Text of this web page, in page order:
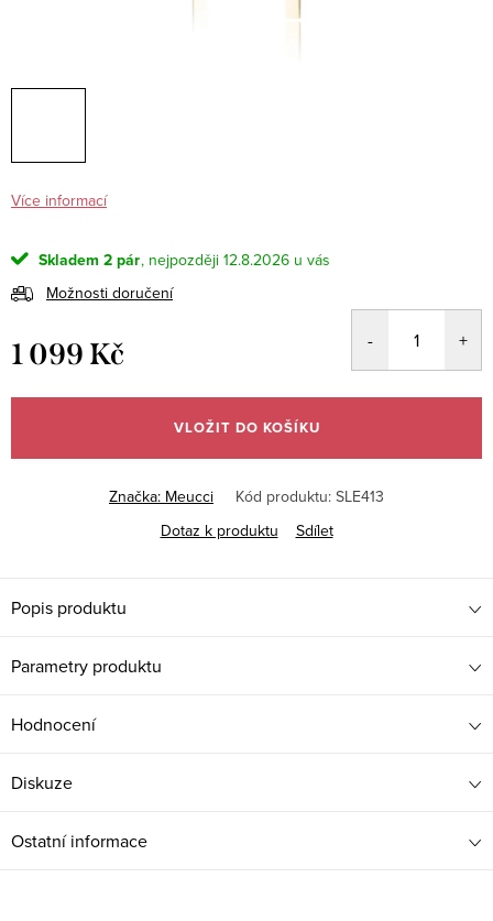
Více informací
Skladem 2 pár
12.8.2026
Možnosti doručení
1 099 Kč
cena:
VLOŽIT DO KOŠÍKU
Značka: Meucci Kód produktu: SLE413
Dotaz k produktu
Sdílet
Popis produktu
Parametry produktu
Hodnocení
Diskuze
Ostatní informace